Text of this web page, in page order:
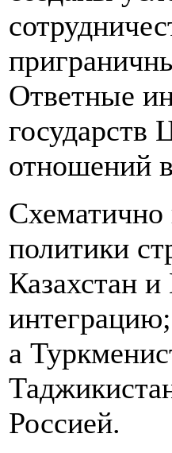
Ответные
государств
отношений
Схематично
политики
Казахстан
а
Россией.